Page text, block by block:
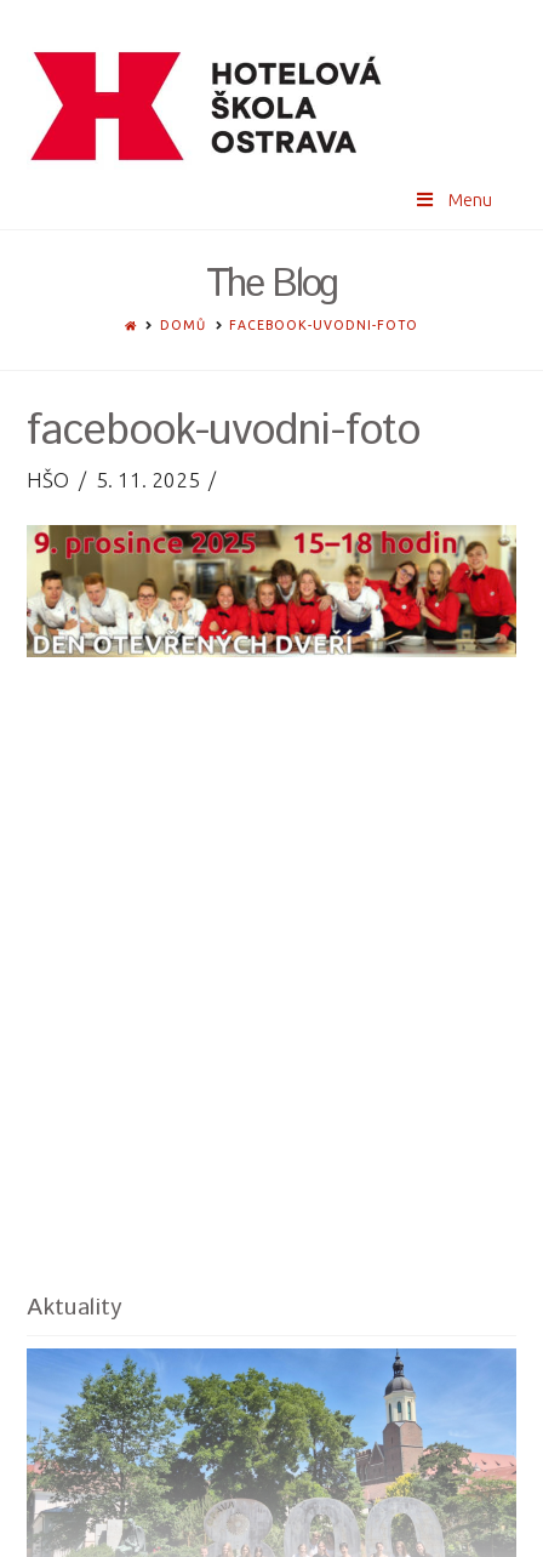
Menu
The Blog
HOMEDOMŮ FACEBOOK-UVODNI-FOTO
facebook-uvodni-foto
HŠO 5. 11. 2025
Aktuality